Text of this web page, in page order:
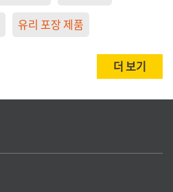
유리 포장 제품
더 보기